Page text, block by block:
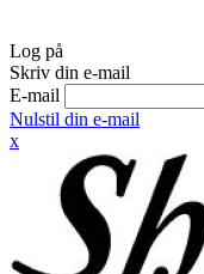
Log på
Skriv din e-mail
E-mail
Nulstil din e-mail
x